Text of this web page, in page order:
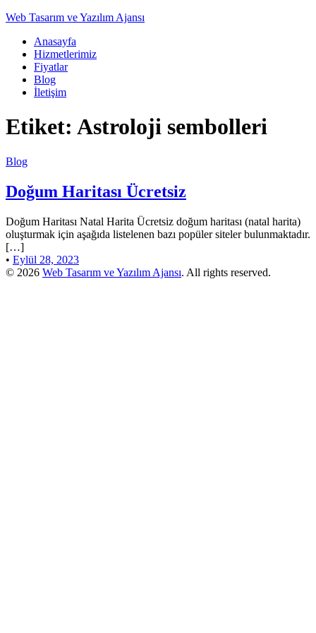
Web Tasarım ve Yazılım Ajansı
Anasayfa
Hizmetlerimiz
Fiyatlar
Blog
İletişim
Etiket: Astroloji sembolleri
Blog
Doğum Haritası Ücretsiz
Doğum Haritası Natal Harita Ücretsiz doğum haritası (natal harita)
oluşturmak için aşağıda listelenen bazı popüler siteler bulunmaktadır.
[…]
• Eylül 28, 2023
© 2026 Web Tasarım ve Yazılım Ajansı. All rights reserved.